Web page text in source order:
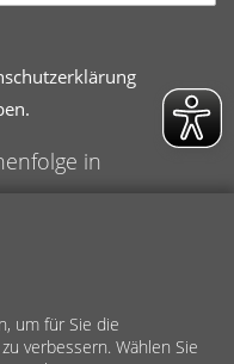
um für Sie die
verbessern. Wählen Sie
in